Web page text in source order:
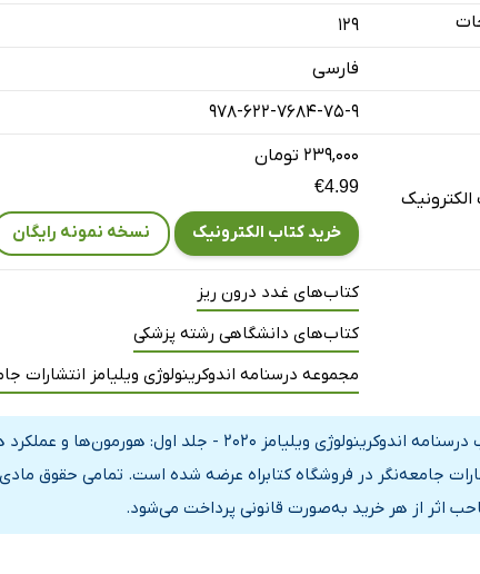
پیام‌رسانی هورمون‌ها
عمل‌کننده از طریق گیرنده‌های سطح سلول
هورمونی در سطح سلول
سطح سلول برای پیام‌رسانی داخل سلولی
ناشی از نقص در گیرنده‌های سطح سلول
عمل‌کننده از طریق گیرنده‌های هسته‌ای
پیام‌رسانی گیرنده‌های هسته‌ای
ژن‌ها توسط گیرنده
لیگاندهای گیرنده‌ی هسته‌ای
129
فارسی
978-622-7684-75-9
۲۳۹,۰۰۰ تومان
€4.99
خرید کتاب الکترونیک نسخه نمونه رایگان
کتاب‌های غدد درون ریز
کتاب‌های دانشگاهی رشته پزشکی
مجموعه درسنامه اندوکرینولوژی ویلیامز انتشارات
کتاب درسنامه اندوکرینولوژی ویلیامز 2020 -
جامعه‌نگر در فروشگاه کتابراه عرضه شده است. تمامی حقوق
اثر از هر خرید به‌صورت قانونی پرداخت می‌شود.